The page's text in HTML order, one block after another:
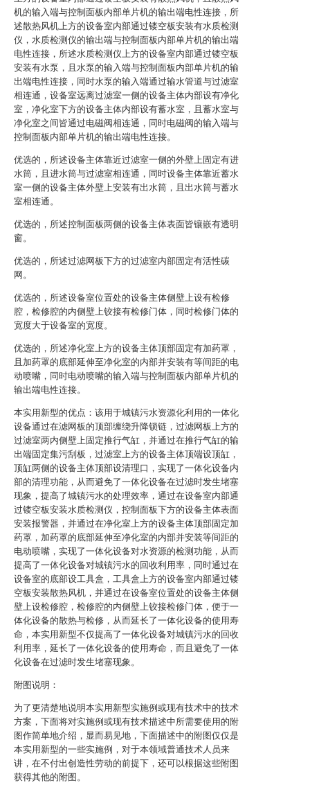
机的输入端与控制面板内部单片机的输出端电性连接，所
述散热风机上方的设备室内部通过镂空板安装有水质检测
仪，水质检测仪的输出端与控制面板内部单片机的输出端
电性连接，所述水质检测仪上方的设备室内部通过镂空板
安装有水泵，且水泵的输入端与控制面板内部单片机的输
出端电性连接，同时水泵的输入端通过输水管道与过滤室
相连通，设备室远离过滤室一侧的设备主体内部设有净化
室，净化室下方的设备主体内部设有蓄水室，且蓄水室与
净化室之间皆通过电磁阀相连通，同时电磁阀的输入端与
控制面板内部单片机的输出端电性连接。
优选的，所述设备主体靠近过滤室一侧的外壁上固定有进
水筒，且进水筒与过滤室相连通，同时设备主体靠近蓄水
室一侧的设备主体外壁上安装有出水筒，且出水筒与蓄水
室相连通。
优选的，所述控制面板两侧的设备主体表面皆镶嵌有透明
窗。
优选的，所述过滤网板下方的过滤室内部固定有活性碳
网。
优选的，所述设备室位置处的设备主体侧壁上设有检修
腔，检修腔的内侧壁上铰接有检修门体，同时检修门体的
宽度大于设备室的宽度。
优选的，所述净化室上方的设备主体顶部固定有加药罩，
且加药罩的底部延伸至净化室的内部并安装有等间距的电
动喷嘴，同时电动喷嘴的输入端与控制面板内部单片机的
输出端电性连接。
本实用新型的优点：该用于城镇污水资源化利用的一体化
设备通过在滤网板的顶部缠绕升降锁链，过滤网板上方的
过滤室两内侧壁上固定推行气缸，并通过在推行气缸的输
出端固定集污刮板，过滤室上方的设备主体顶端设顶缸，
顶缸两侧的设备主体顶部设清理口，实现了一体化设备内
部的清理功能，从而避免了一体化设备在过滤时发生堵塞
现象，提高了城镇污水的处理效率，通过在设备室内部通
过镂空板安装水质检测仪，控制面板下方的设备主体表面
安装报警器，并通过在净化室上方的设备主体顶部固定加
药罩，加药罩的底部延伸至净化室的内部并安装等间距的
电动喷嘴，实现了一体化设备对水资源的检测功能，从而
提高了一体化设备对城镇污水的回收利用率，同时通过在
设备室的底部设工具盒，工具盒上方的设备室内部通过镂
空板安装散热风机，并通过在设备室位置处的设备主体侧
壁上设检修腔，检修腔的内侧壁上铰接检修门体，便于一
体化设备的散热与检修，从而延长了一体化设备的使用寿
命，本实用新型不仅提高了一体化设备对城镇污水的回收
利用率，延长了一体化设备的使用寿命，而且避免了一体
化设备在过滤时发生堵塞现象。
附图说明：
为了更清楚地说明本实用新型实施例或现有技术中的技术
方案，下面将对实施例或现有技术描述中所需要使用的附
图作简单地介绍，显而易见地，下面描述中的附图仅仅是
本实用新型的一些实施例，对于本领域普通技术人员来
讲，在不付出创造性劳动的前提下，还可以根据这些附图
获得其他的附图。